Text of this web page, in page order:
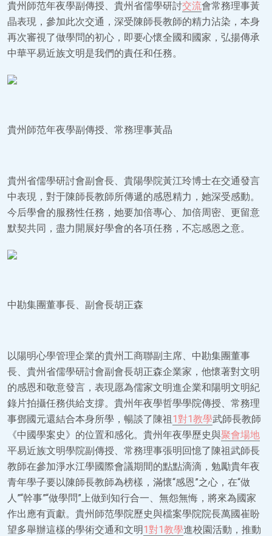
貴州師范年夜學副傳授、貴州省儒學研討交流會常務理事黃
晶表現，參加此次交通，深受陳師長教師的精力沾染，本身
再次審視了做學問的初心，即要心懷全國和國家，弘揚傳承
中華平易近族文明是我們的責任和任務。
貴州師范年夜學副傳授、常務理事黃晶
貴州省儒學研討會副會長、貴陽學院黃江玲博士在交通發言
中表現，對于陳師長教師所傳遞的感恩精力，她深受感動。
今后學會的服務性任務，她要加倍專心、加倍周密、更留意
默契共同，盡力開展好學會的各項任務，不忘感恩之意。
中勘集團董事長、副會長胡正森
以陽明心學管理企業的貴州工商聯副主席、中勘集團董事
長、貴州省儒學研討會副會長胡正森企業家，他懷著對文明
的感恩和敬意發言，表現愿為儒家文明進企業和陽明文明紀
錄片拍攝任務供給支撐。貴州年夜學哲學學院傳授、常務理
事鄧國元還結合本身所學，暢談了陳祖1對1教學武師長教師
《中國學案史》的位置和感化。貴州年夜學歷史與聚會場地
平易近族文明學院副傳授、常務理事張明回憶了陳祖武師長
教師在參加淨水江學國際會議期間的點點滴滴，勉勵貴年夜
青年學子要以陳師長教師為榜樣，滿懷“感恩”之心，在“做
人”“幹事”“做學問”上做到知行合一、無怨無悔，將來為國家
作出應有貢獻。貴州師范學院歷史與檔案學院院長萬國崔盼
望多舉辦這樣的學術交通和文明1對1教學進校園活動，推動